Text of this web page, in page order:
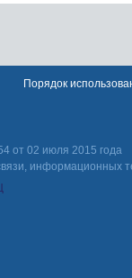
от 02 июля 2015 года
информационных
Порядок